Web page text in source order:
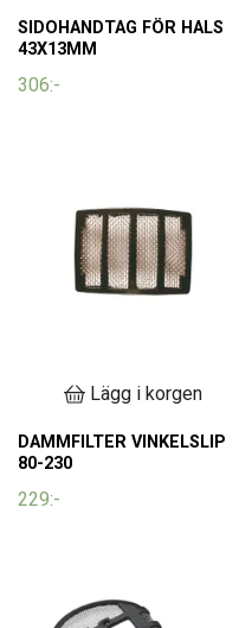
SIDOHANDTAG FÖR HALS
43X13MM
306:-
Lägg i korgen
DAMMFILTER VINKELSLIP
80-230
229:-